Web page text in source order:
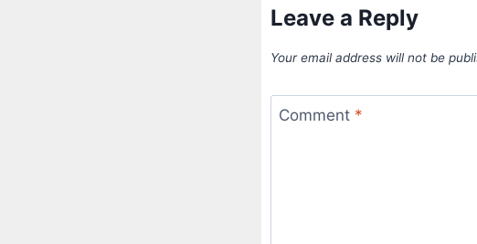
Leave a Reply
Your email address will not be
Comment *